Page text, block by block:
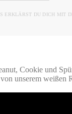
ERKLÄRST DU DICH MIT
Cookie und
unserem weißen